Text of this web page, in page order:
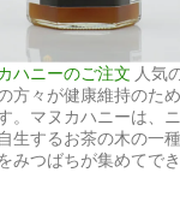
ハニーのご注文 人気
方々が健康維持のた
。マヌカハニーは、
生するお茶の木の一
みつばちが集めてで